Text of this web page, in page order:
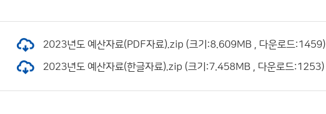
2023년도 예산자료(PDF자료).zip (크기:8.609MB , 다운로드:1459)
2023년도 예산자료(한글자료).zip (크기:7.458MB , 다운로드:1253)